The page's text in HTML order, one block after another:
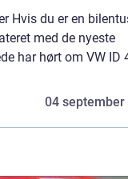
Hvis du er en
med de nyeste
har hørt om VW ID
04 september